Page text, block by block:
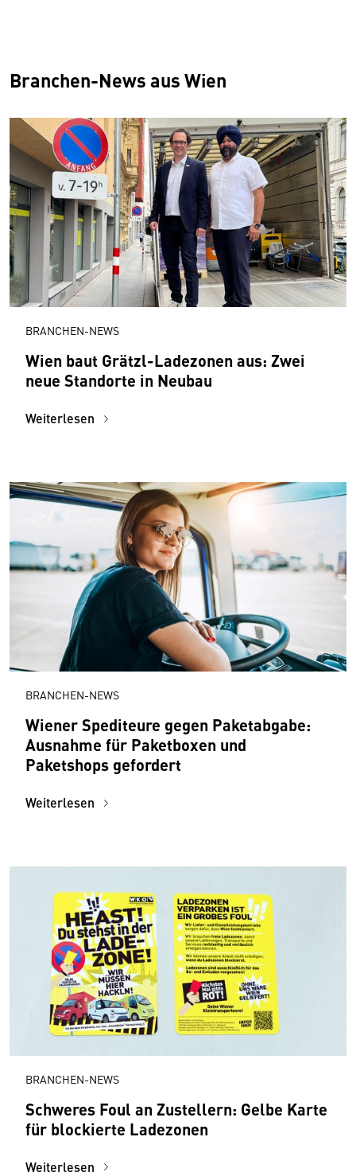
Branchen-News aus Wien
BRANCHEN-NEWS
Wien baut Grätzl-Ladezonen aus: Zwei
neue Standorte in Neubau
Weiterlesen
BRANCHEN-NEWS
Wiener Spediteure gegen Paketabgabe:
Ausnahme für Paketboxen und
Paketshops gefordert
Weiterlesen
BRANCHEN-NEWS
Schweres Foul an Zustellern: Gelbe Karte
für blockierte Ladezonen
Weiterlesen